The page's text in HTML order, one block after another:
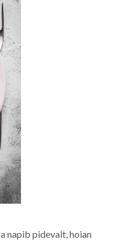
napib pidevalt, hoian